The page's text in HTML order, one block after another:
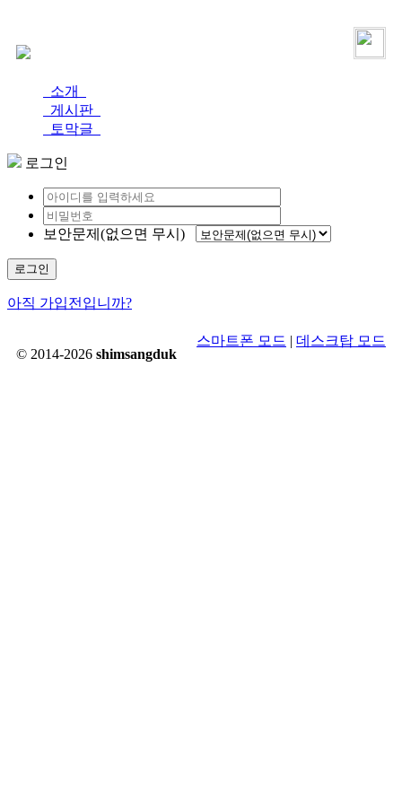
소개
게시판
토막글
로그인
보안문제(없으면 무시)
로그인
아직 가입전입니까?
© 2014-2026 shimsangduk
스마트폰 모드 | 데스크탑 모드